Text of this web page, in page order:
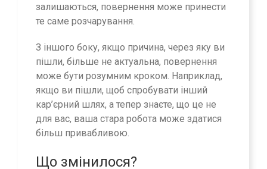
залишаються, повернення може принести
те саме розчарування.
З іншого боку, якщо причина, через яку ви
пішли, більше не актуальна, повернення
може бути розумним кроком. Наприклад,
якщо ви пішли, щоб спробувати інший
кар’єрний шлях, а тепер знаєте, що це не
для вас, ваша стара робота може здатися
більш привабливою.
Що змінилося?